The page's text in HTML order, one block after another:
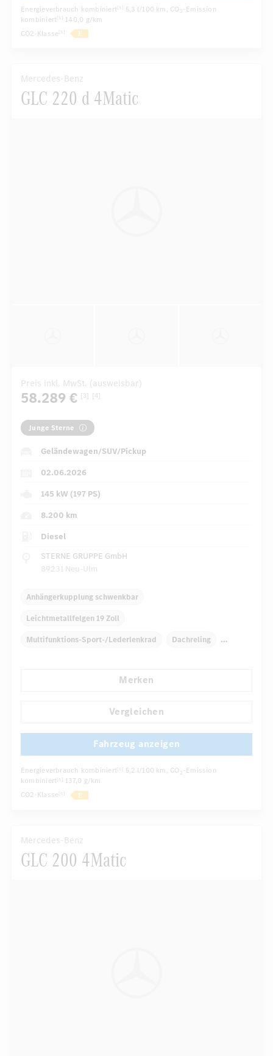
Energieverbrauch kombiniert [5] 5,3 l/100 km, CO 2-Emission
kombiniert [5] 140,0 g/km
CO2-Klasse [5]
Mercedes-Benz
GLC 220 d 4Matic
Preis inkl. MwSt. (ausweisbar)
58.289 € [3] [4]
Junge Sterne
Geländewagen/SUV/Pickup
02.06.2026
145 kW (197 PS)
8.200 km
Diesel
STERNE GRUPPE GmbH
89231 Neu-Ulm
Anhängerkupplung schwenkbar
Leichtmetallfelgen 19 Zoll
Multifunktions-Sport-/Lederlenkrad Dachreling
Laderaumabdeckung
Merken
Vergleichen
Fahrzeug anzeigen
Energieverbrauch kombiniert [5] 5,2 l/100 km, CO 2-Emission
kombiniert [5] 137,0 g/km
CO2-Klasse [5]
Mercedes-Benz
GLC 200 4Matic